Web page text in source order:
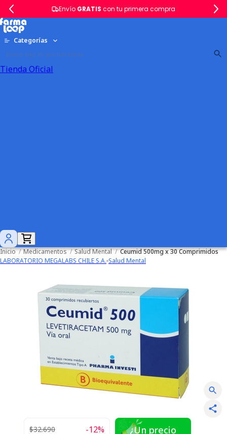
Envío GRATIS con tu primera compra
Categorías
Tienda Oficial
Inicio / Medicamentos / Salud Mental / Ceumid 500mg x 30 Comprimidos
LABORATORIO MEGALABS CHILE S.A. Salud Mental
$32.690 -12% ¿Un precio